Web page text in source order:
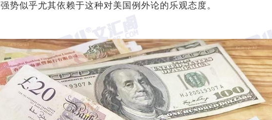
强势似乎尤其依赖于这种对美国例外论的乐观态度。